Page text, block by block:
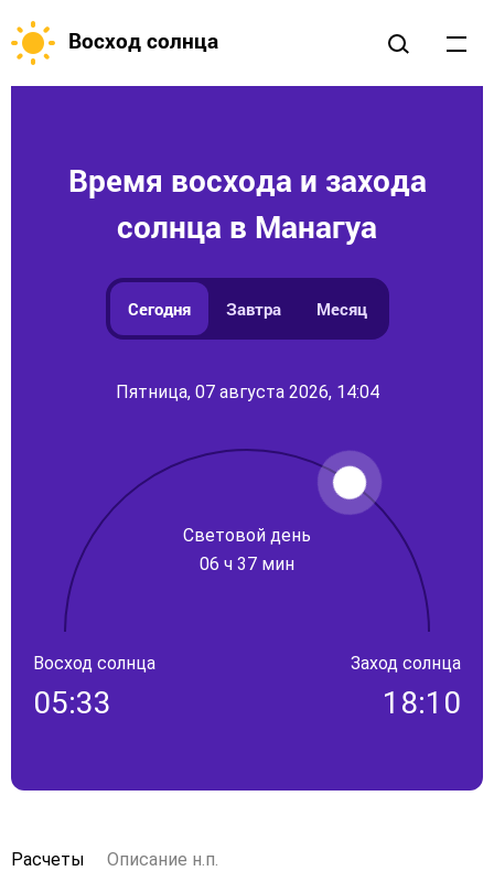
Восход солнца
Время восхода и захода
солнца в Манагуа
Сегодня Завтра Месяц
Пятница, 07 августа 2026, 14:04
Световой день
06 ч 37 мин
Восход солнца
05:33
Заход солнца
18:10
Расчеты Описание н.п.